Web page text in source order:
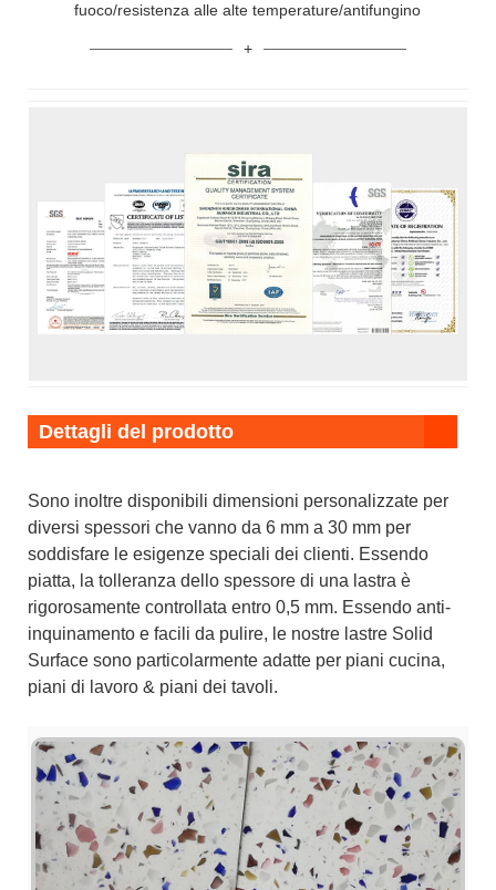
fuoco/resistenza alle alte temperature/antifungino
Dettagli del prodotto
Sono inoltre disponibili dimensioni personalizzate per
diversi spessori che vanno da 6 mm a 30 mm per
soddisfare le esigenze speciali dei clienti. Essendo
piatta, la tolleranza dello spessore di una lastra è
rigorosamente controllata entro 0,5 mm. Essendo anti-
inquinamento e facili da pulire, le nostre lastre Solid
Surface sono particolarmente adatte per piani cucina,
piani di lavoro & piani dei tavoli.